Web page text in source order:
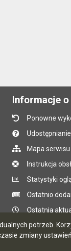
potrzeb.
zmiany
Informacje
Ponowne
Mapa serwisu
Instrukcja
Statystyki
Ostatnio
Ostatnia
CMS i hosting: